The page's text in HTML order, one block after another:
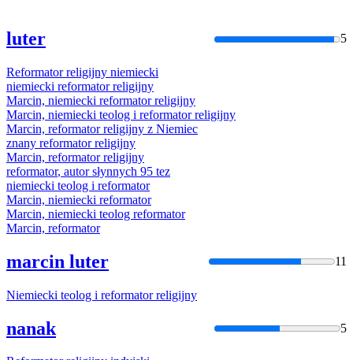
luter 5
Reformator religijny niemiecki
niemiecki reformator religijny
Marcin, niemiecki reformator religijny
Marcin, niemiecki teolog i reformator religijny
Marcin, reformator religijny z Niemiec
znany reformator religijny
Marcin, reformator religijny
reformator, autor słynnych 95 tez
niemiecki teolog i reformator
Marcin, niemiecki reformator
Marcin, niemiecki teolog reformator
Marcin, reformator
marcin luter 11
Niemiecki teolog i reformator religijny
nanak 5